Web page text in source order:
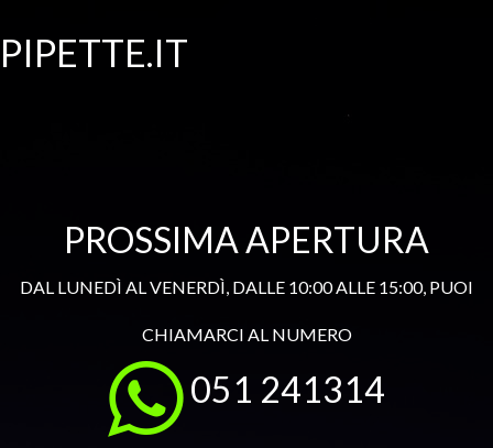
PIPETTE.IT
PROSSIMA APERTURA
DAL LUNEDÌ AL VENERDÌ, DALLE 10:00 ALLE 15:00, PUOI
CHIAMARCI AL NUMERO
051 241314